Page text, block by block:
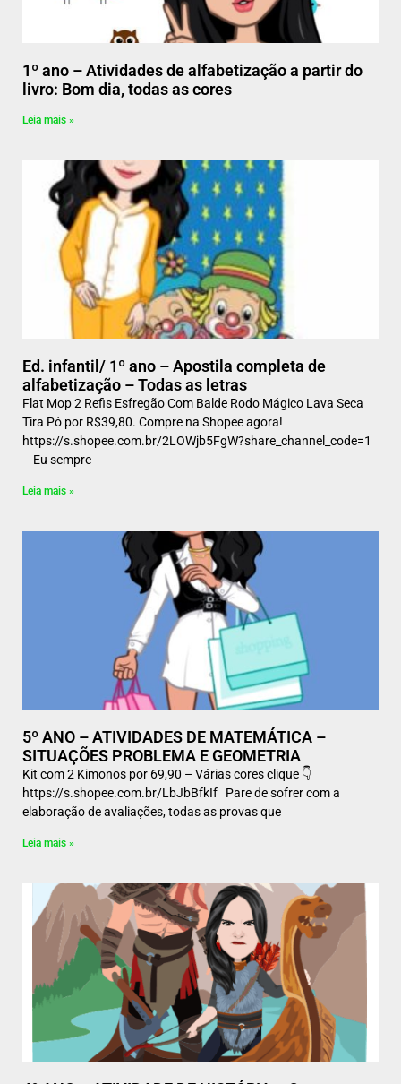
1º ano – Atividades de alfabetização a partir do
livro: Bom dia, todas as cores
Leia mais »
Ed. infantil/ 1º ano – Apostila completa de
alfabetização – Todas as letras
Flat Mop 2 Refis Esfregão Com Balde Rodo Mágico Lava Seca
Tira Pó por R$39,80. Compre na Shopee agora!
https://s.shopee.com.br/2LOWjb5FgW?share_channel_code=1
Eu sempre
Leia mais »
5º ANO – ATIVIDADES DE MATEMÁTICA –
SITUAÇÕES PROBLEMA E GEOMETRIA
Kit com 2 Kimonos por 69,90 – Várias cores clique 👇
https://s.shopee.com.br/LbJbBfkIf Pare de sofrer com a
elaboração de avaliações, todas as provas que
Leia mais »